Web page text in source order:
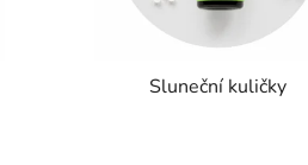
Sluneční kuličky